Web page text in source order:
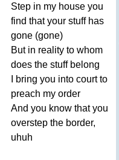
Step in my house you
find that your stuff has
gone (gone)
But in reality to whom
does the stuff belong
bring you into court to
preach my order
And you know that you
overstep the border,
uhuh